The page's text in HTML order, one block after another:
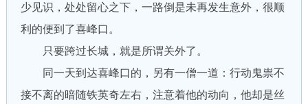
少见识，处处留心之下，一路倒是未再发生意外，很顺
利的便到了喜峰口。
只要跨过长城，就是所谓关外了。
同一天到达喜峰口的，另有一僧一道：行动鬼祟不
接不离的暗随铁英奇左右，注意着他的动向，他却是丝